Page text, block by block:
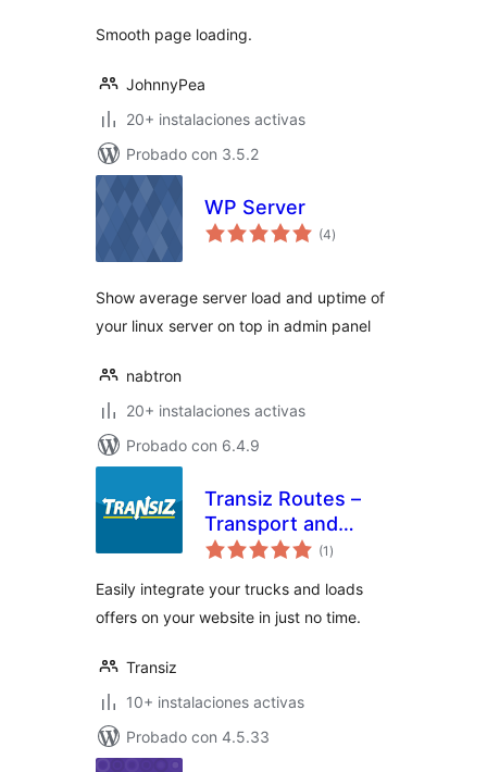
Smooth page loading.
JohnnyPea
20+ instalaciones activas
Probado con 3.5.2
WP Server
(4valoraciones
en
)
Show average server load and uptime of
your linux server on top in admin panel
nabtron
20+ instalaciones activas
Probado con 6.4.9
Transiz Routes –
Transport and
Freight
(1 valoraciones
en
)
Easily integrate your trucks and loads
offers on your website in just no time.
Transiz
10+ instalaciones activas
Probado con 4.5.33